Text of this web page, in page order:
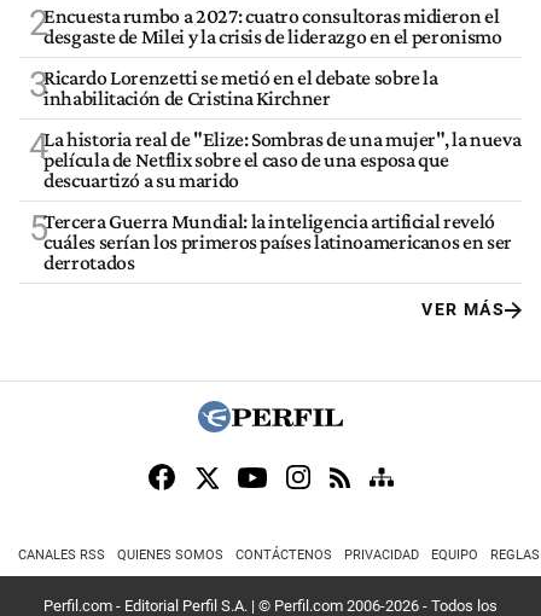
2Encuesta rumbo a 2027: cuatro consultoras midieron el
desgaste de Milei y la crisis de liderazgo en el peronismo
3Ricardo Lorenzetti se metió en el debate sobre la
inhabilitación de Cristina Kirchner
4La historia real de "Elize: Sombras de una mujer", la nueva
película de Netflix sobre el caso de una esposa que
descuartizó a su marido
5Tercera Guerra Mundial: la inteligencia artificial reveló
cuáles serían los primeros países latinoamericanos en ser
derrotados
VER MÁS
CANALES RSS QUIENES SOMOS CONTÁCTENOS PRIVACIDAD EQUIPO
Perfil.com - Editorial Perfil S.A. | © Perfil.com 2006-2026 - Todos los